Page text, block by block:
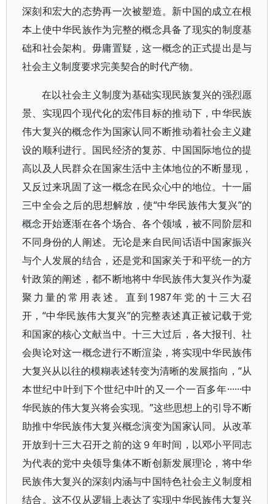
深刻和宏大的态势再一次被塑造。新中国的成立在根
本上使中华民族作为完整的概念具备了现实的制度基
础和社会架构。毋庸置疑，这一概念的正式提出是与
社会主义制度要求完美契合的时代产物。
在以社会主义制度为基础实现民族复兴的强烈愿
景、实现四个现代化的宏伟目标的推动下，中华民族
伟大复兴的概念作为国家认同不断推动着社会主义建
设的顺利进行。国民经济的复苏、中国国际地位的提
高以及人民群众在国家生活中主体地位的不断显现，
又反过来巩固了这一概念在民众心中的地位。十一届
三中全会之后的思想解放，使“中华民族伟大复兴”的
概念开始逐渐在各个场合、各个领域，被不同阶层和
不同身份的人阐述。无论是来自民间话语中国家振兴
与个人发展的结合，还是党和国家关于和平统一的方
针政策的阐述，都不断地将中华民族伟大复兴作为凝
聚力量的常用表述。直到1987年党的十三大召
开，“中华民族伟大复兴”的完整表述真正被记载于党
和国家的核心文献当中。十三大过后，各大报刊、社
会舆论对这一概念进行不断渲染，将实现中华民族伟
大复兴从以往的模糊表述转变为清晰的发展指向，“从
本世纪中叶到下个世纪中叶的又一个一百多年······中
华民族的伟大复兴将会实现。”这些思想上的引导不断
助推中华民族伟大复兴概念演变为国家认同。从改革
开放到十三大召开之前的这９年时间，以邓小平同志
为代表的党中央领导集体不断创新发展理论，将中华
民族伟大复兴的深刻内涵与中国特色社会主义制度相
结合。这不仅从逻辑上表达了实现中华民族伟大复兴